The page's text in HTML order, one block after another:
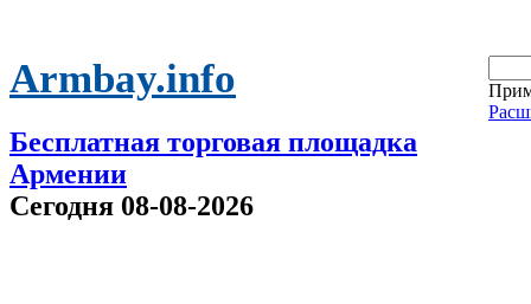
Armbay.info
Бесплатная торговая площадка
Армении
Сегодня 08-08-2026